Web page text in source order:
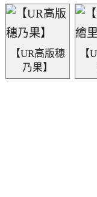
【UR高版穗
乃果】
【